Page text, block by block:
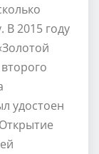
В 2015 году
удостоен